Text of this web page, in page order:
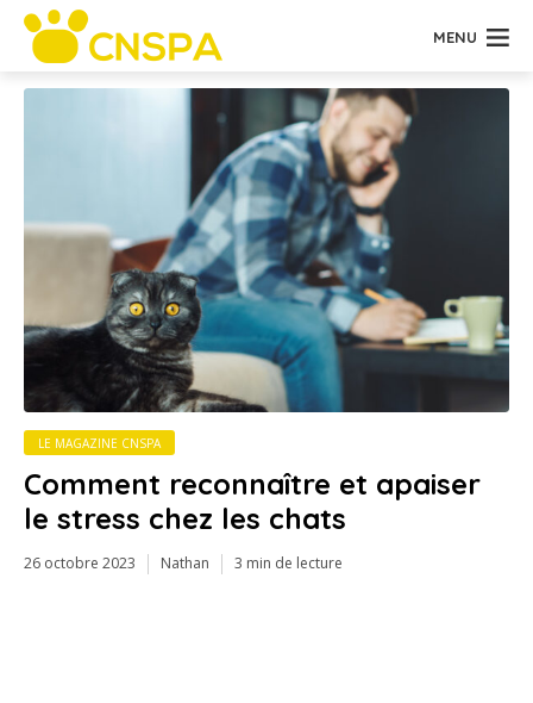
MENU
LE MAGAZINE CNSPA
Comment reconnaître et apaiser
le stress chez les chats
26 octobre 2023 Nathan 3 min de lecture